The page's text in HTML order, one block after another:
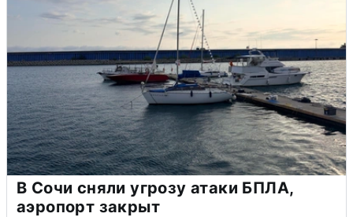
В Сочи сняли угрозу атаки БПЛА,
аэропорт закрыт